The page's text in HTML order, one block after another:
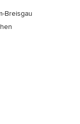
Breisgau